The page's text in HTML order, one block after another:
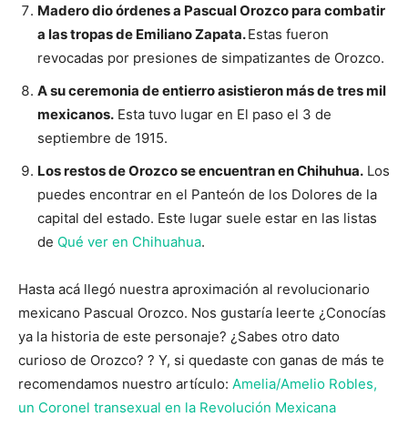
Madero dio órdenes a Pascual Orozco para combatir
a las tropas de Emiliano Zapata.Estas fueron
revocadas por presiones de simpatizantes de Orozco.
A su ceremonia de entierro asistieron más de tres mil
mexicanos. Esta tuvo lugar en El paso el 3 de
septiembre de 1915.
Los restos de Orozco se encuentran en Chihuhua. Los
puedes encontrar en el Panteón de los Dolores de la
capital del estado. Este lugar suele estar en las listas
de Qué ver en Chihuahua.
Hasta acá llegó nuestra aproximación al revolucionario
mexicano Pascual Orozco. Nos gustaría leerte ¿Conocías
ya la historia de este personaje? ¿Sabes otro dato
curioso de Orozco? ? Y, si quedaste con ganas de más te
recomendamos nuestro artículo: Amelia/Amelio Robles,
un Coronel transexual en la Revolución Mexicana